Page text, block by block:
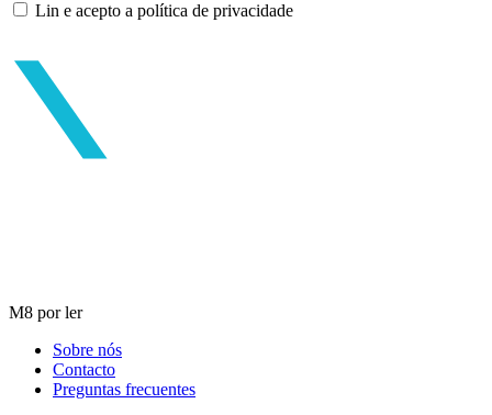
Lin e acepto a política de privacidade
M8 por ler
Sobre nós
Contacto
Preguntas frecuentes